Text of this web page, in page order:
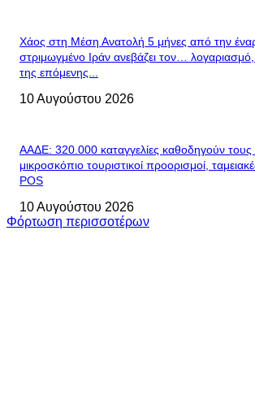
Χάος στη Μέση Ανατολή 5 μήνες από την
στριμωγμένο Ιράν ανεβάζει τον…
της επόμενης...
10 Αυγούστου 2026
ΑΑΔΕ: 320.000 καταγγελίες καθοδηγούν τους
μικροσκόπιο τουριστικοί προορισμοί,
POS
10 Αυγούστου 2026
Φόρτωση περισσοτέρων